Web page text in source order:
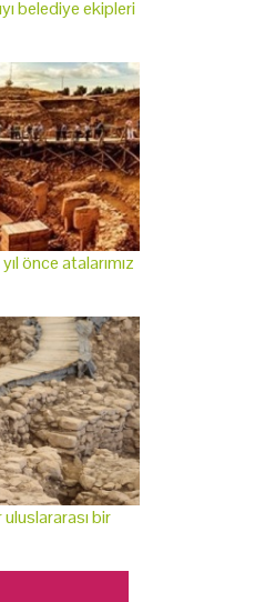
belediye ekipleri
önce atalarımız
bir